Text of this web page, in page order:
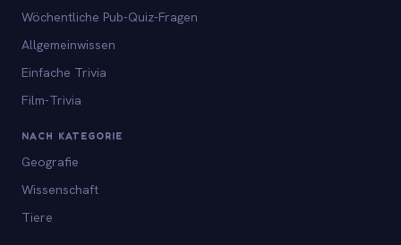
Wöchentliche Pub-Quiz-Fragen
Allgemeinwissen
Einfache Trivia
Film-Trivia
NACH KATEGORIE
Geografie
Wissenschaft
Tiere